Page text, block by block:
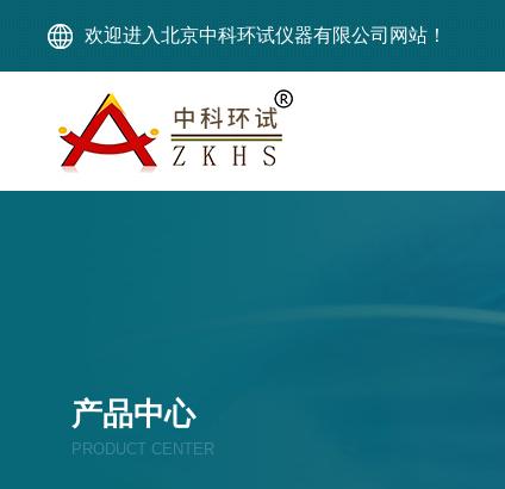
欢迎进入北京中科环试仪器有限公司网站！
产品中心
PRODUCT CENTER